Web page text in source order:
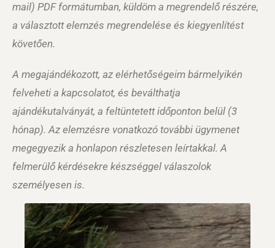
mail) PDF formátumban, küldöm a megrendelő részére,
a választott elemzés megrendelése és kiegyenlítést
követően.
A megajándékozott, az elérhetőségeim bármelyikén
felveheti a kapcsolatot, és beválthatja
ajándékutalványát, a feltüntetett időponton belül (3
hónap). Az elemzésre vonatkozó további ügymenet
megegyezik a honlapon részletesen leírtakkal. A
felmerülő kérdésekre készséggel válaszolok
személyesen is.